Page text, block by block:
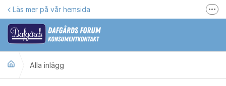
Hoppa till innehåll
Läs mer på vår hemsida
Alla inlägg